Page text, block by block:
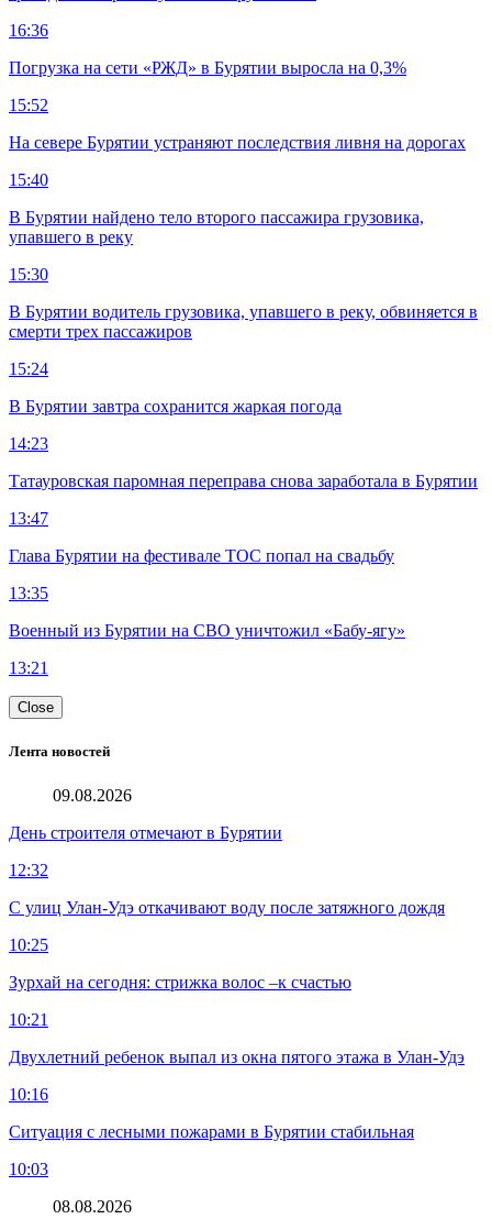
16:36
Погрузка на сети «РЖД» в Бурятии выросла на 0,3%
15:52
На севере Бурятии устраняют последствия ливня на дорогах
15:40
В Бурятии найдено тело второго пассажира грузовика,
упавшего в реку
15:30
В Бурятии водитель грузовика, упавшего в реку, обвиняется в
смерти трех пассажиров
15:24
В Бурятии завтра сохранится жаркая погода
14:23
Татауровская паромная переправа снова заработала в Бурятии
13:47
Глава Бурятии на фестивале ТОС попал на свадьбу
13:35
Военный из Бурятии на СВО уничтожил «Бабу-ягу»
13:21
Close
Лента новостей
09.08.2026
День строителя отмечают в Бурятии
12:32
С улиц Улан-Удэ откачивают воду после затяжного дождя
10:25
Зурхай на сегодня: стрижка волос –к счастью
10:21
Двухлетний ребенок выпал из окна пятого этажа в Улан-Удэ
10:16
Ситуация с лесными пожарами в Бурятии стабильная
10:03
08.08.2026